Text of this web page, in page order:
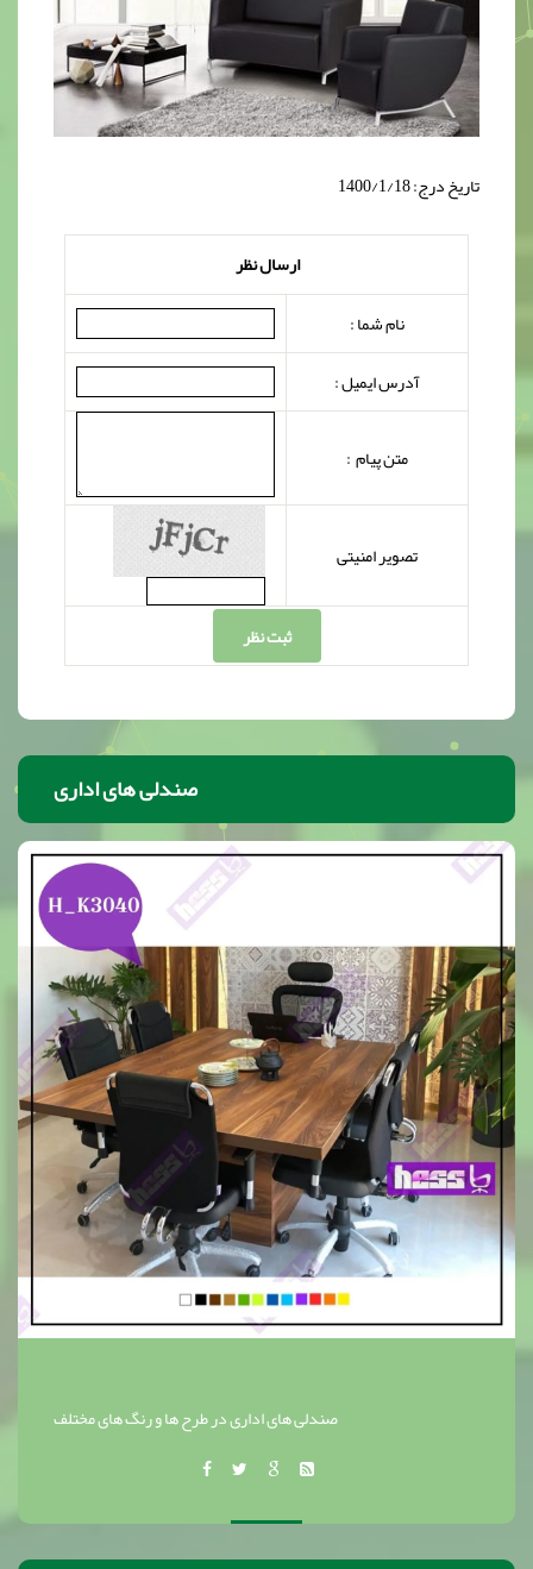
تاریخ درج: 1400/1/18
ارسال نظر
نام شما :
آدرس ایمیل :
متن پیام :
تصویر امنیتی
ثبت نظر
صندلی های اداری
صندلی های اداری در طرح ها و رنگ های مختلف